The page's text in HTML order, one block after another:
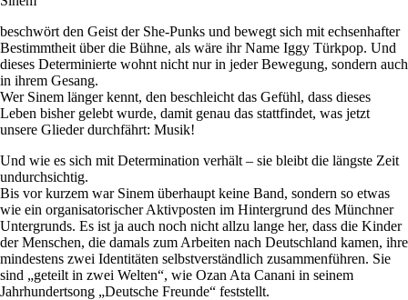
beschwört den Geist der She-Punks und bewegt sich mit echsenhafter
Bestimmtheit über die Bühne, als wäre ihr Name Iggy Türkpop. Und
dieses Determinierte wohnt nicht nur in jeder Bewegung, sondern auch
in ihrem Gesang.
Wer Sinem länger kennt, den beschleicht das Gefühl, dass dieses
Leben bisher gelebt wurde, damit genau das stattfindet, was jetzt
unsere Glieder durchfährt: Musik!
Und wie es sich mit Determination verhält – sie bleibt die längste Zeit
undurchsichtig.
Bis vor kurzem war Sinem überhaupt keine Band, sondern so etwas
wie ein organisatorischer Aktivposten im Hintergrund des Münchner
Untergrunds. Es ist ja auch noch nicht allzu lange her, dass die Kinder
der Menschen, die damals zum Arbeiten nach Deutschland kamen, ihre
mindestens zwei Identitäten selbstverständlich zusammenführen. Sie
sind „geteilt in zwei Welten“, wie Ozan Ata Canani in seinem
Jahrhundertsong „Deutsche Freunde“ feststellt.